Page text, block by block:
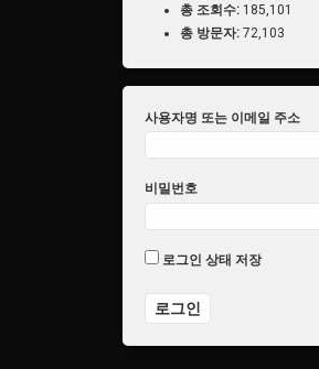
총 조회수: 185,101
총 방문자: 72,103
사용자명 또는 이메일 주소
비밀번호
로그인 상태 저장